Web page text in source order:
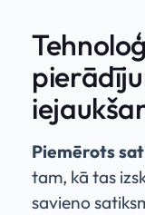
Piemērots
tam, kā tas
savieno